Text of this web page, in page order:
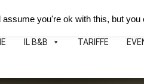
IL B&B TARIFFE
you're ok with this, but you